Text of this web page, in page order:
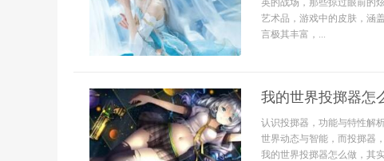
英的战场，那些掠过眼前的
艺术品，游戏中的皮肤，涵
言极其丰富，...
我的世界投掷器怎
认识投掷器，功能与特性解
世界动态与智能，而投掷器
我的世界投掷器怎么做，其